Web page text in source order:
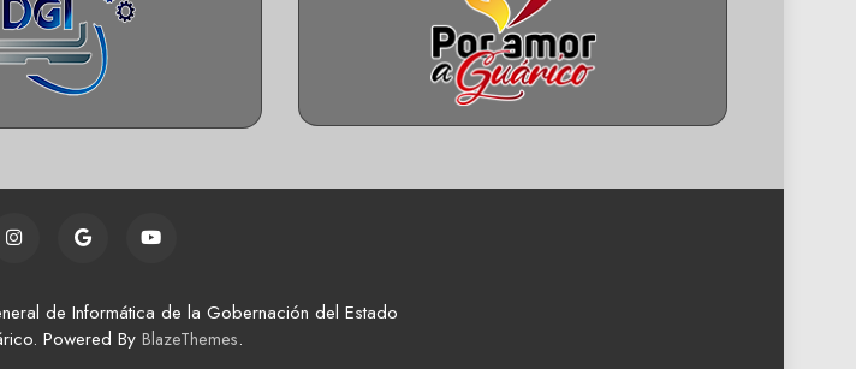
de Informática de la Gobernación del Estado
Powered By BlazeThemes.